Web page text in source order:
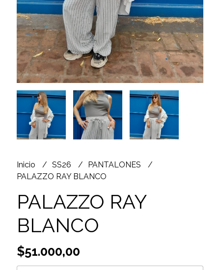
Inicio SS26
PANTALONES
PALAZZO RAY BLANCO
PALAZZO RAY
BLANCO
$51.000,00